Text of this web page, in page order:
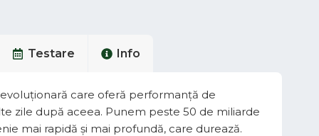
Testare Info
care oferă performanță de
zile după aceea. Punem peste 50 de miliarde
mai rapidă și mai profundă, care durează.